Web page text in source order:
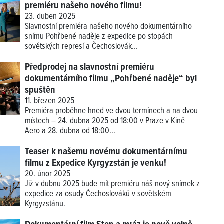
premiéru našeho nového filmu!
23. duben 2025
Slavnostní premiéra našeho nového dokumentárního
snímu Pohřbené naděje z expedice po stopách
sovětských represí a Čechoslovák...
Předprodej na slavnostní premiéru
dokumentárního filmu „Pohřbené naděje“ byl
spuštěn
11. březen 2025
Premiéra proběhne hned ve dvou termínech a na dvou
místech – 24. dubna 2025 od 18:00 v Praze v Kině
Aero a 28. dubna od 18:00...
Teaser k našemu novému dokumentárnímu
filmu z Expedice Kyrgyzstán je venku!
20. únor 2025
Již v dubnu 2025 bude mít premiéru náš nový snímek z
expedice za osudy Čechoslováků v sovětském
Kyrgyzstánu.